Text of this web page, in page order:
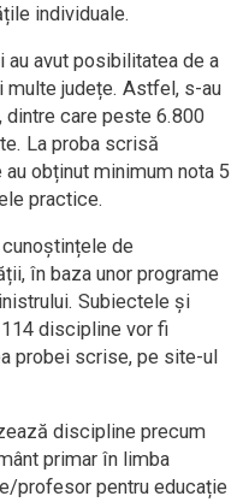
individuale.
au avut posibilitatea de a
multe județe. Astfel, s-au
care peste 6.800
La proba scrisă
obținut minimum nota 5
practice.
de
în baza unor programe
Subiectele și
discipline vor fi
probei scrise, pe site-ul
discipline precum
primar în limba
profesor pentru educație